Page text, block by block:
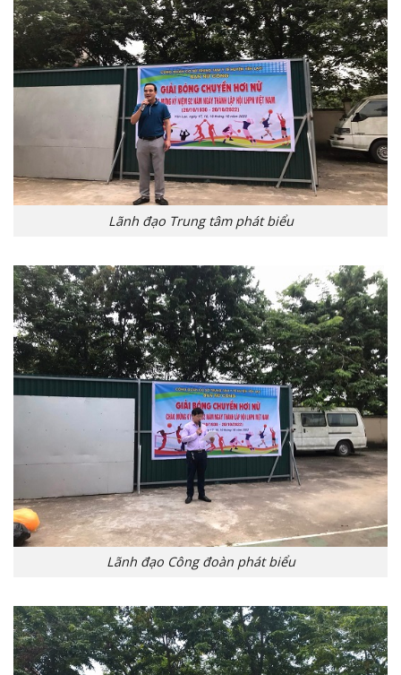
Lãnh đạo Trung tâm phát biểu
Lãnh đạo Công đoàn phát biểu